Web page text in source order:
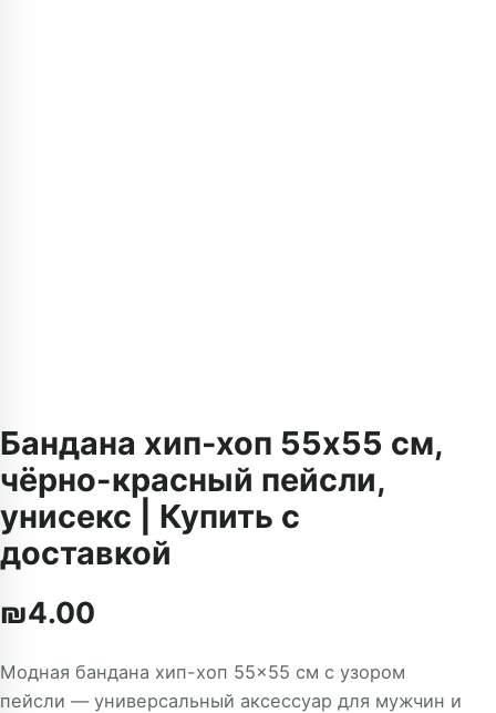
Бандана хип-хоп 55х55 см,
чёрно-красный пейсли,
унисекс | Купить с
доставкой
₪4.00
Модная бандана хип-хоп 55×55 см с узором
пейсли — универсальный аксессуар для мужчин и